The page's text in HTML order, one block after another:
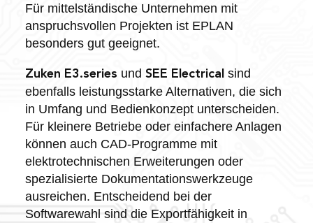
Für mittelständische Unternehmen mit
anspruchsvollen Projekten ist EPLAN
besonders gut geeignet.
Zuken E3.series und SEE Electrical sind
ebenfalls leistungsstarke Alternativen, die sich
in Umfang und Bedienkonzept unterscheiden.
Für kleinere Betriebe oder einfachere Anlagen
können auch CAD-Programme mit
elektrotechnischen Erweiterungen oder
spezialisierte Dokumentationswerkzeuge
ausreichen. Entscheidend bei der
Softwarewahl sind die Exportfähigkeit in